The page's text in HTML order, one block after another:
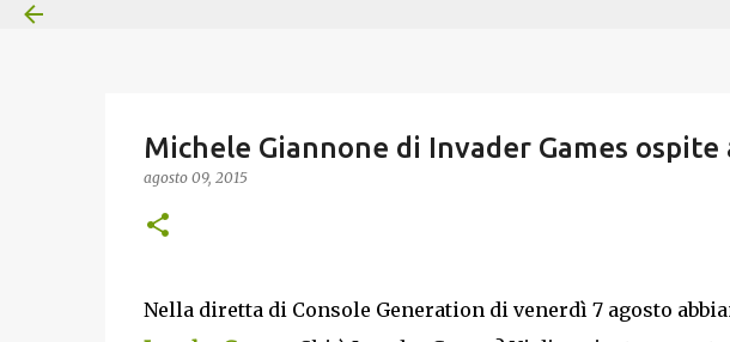
Michele Giannone di Invader Games ospite
agosto 09, 2015
Nella diretta di Console Generation di venerdì 7 agosto